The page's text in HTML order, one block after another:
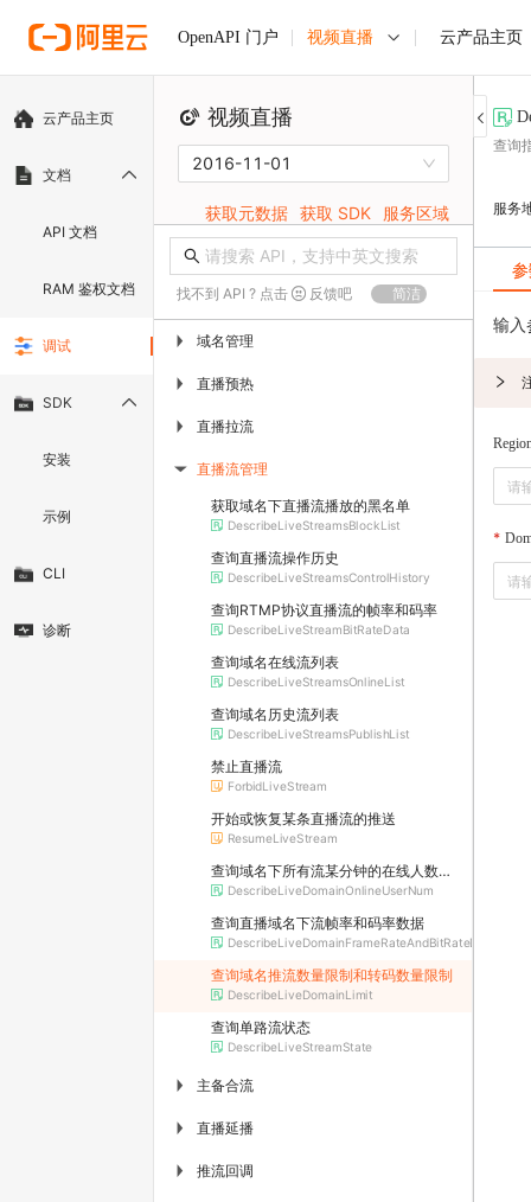
OpenAPI 门户 视频直播 云产品主页
云产品主页
文档
API 文档
RAM 鉴权文档
调试
SDK
安装
示例
CLI
诊断
视频直播
2016-11-01
获取元数据 获取 SDK 服务区域
找不到 API ? 点击 反馈吧 简洁
▶ 域名管理
▶ 直播预热
▶ 直播拉流
▶ 直播流管理
获取域名下直播流播放的黑名单
DescribeLiveStreamsBlockList
查询直播流操作历史
DescribeLiveStreamsControlHistory
查询RTMP协议直播流的帧率和码率
DescribeLiveStreamBitRateData
查询域名在线流列表
DescribeLiveStreamsOnlineList
查询域名历史流列表
DescribeLiveStreamsPublishList
禁止直播流
ForbidLiveStream
开始或恢复某条直播流的推送
ResumeLiveStream
查询域名下所有流某分钟的在线人数信息
DescribeLiveDomainOnlineUserNum
查询直播域名下流帧率和码率数据
DescribeLiveDomainFrameRateAndBitRateData
查询域名推流数量限制和转码数量限制
DescribeLiveDomainLimit
查询单路流状态
DescribeLiveStreamState
▶ 主备合流
▶ 直播延播
▶ 推流回调
查询
服务
输入